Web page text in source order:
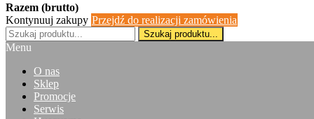
Razem (brutto)
Kontynuuj zakupy Przejdź do realizacji zamówienia
Szukaj produktu...
Menu
O nas
Sklep
Promocje
Serwis